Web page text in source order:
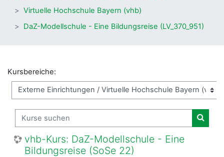
Virtuelle Hochschule Bayern (vhb)
DaZ-Modellschule - Eine Bildungsreise (LV_370_951)
Kursbereiche:
Kurse suchen
Kurse
vhb-Kurs: DaZ-Modellschule - Eine
Bildungsreise (SoSe 22)